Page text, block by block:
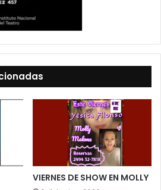
VIERNES DE SHOW EN MOLLY